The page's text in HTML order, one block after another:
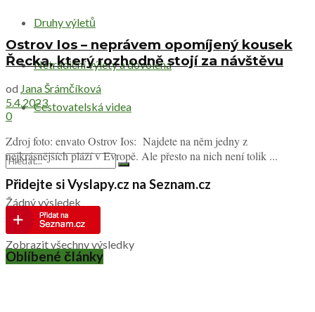
Druhy výletů
Netradiční výlety a dovolená
Cestovatelská videa
Žádný výsledek
Zobrazit všechny výsledky
Ostrov Ios – neprávem opomíjený kousek
Řecka, který rozhodně stojí za návštěvu
od Jana Šrámčíková
5.4.2023
0
Zdroj foto: envato Ostrov Ios: Najdete na něm jedny z
nejkrásnějších pláží v Evropě. Ale přesto na nich není tolik ...
Přidejte si Vyslapy.cz na Seznam.cz
Oblíbené články